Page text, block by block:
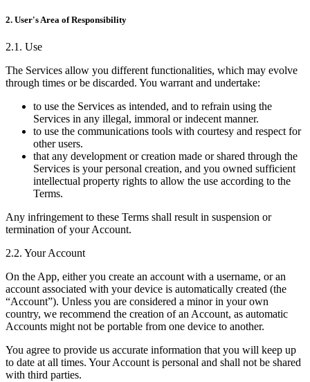
2. User's Area of Responsibility
2.1. Use
The Services allow you different functionalities, which may evolve
through times or be discarded. You warrant and undertake:
to use the Services as intended, and to refrain using the
Services in any illegal, immoral or indecent manner.
to use the communications tools with courtesy and respect for
other users.
that any development or creation made or shared through the
Services is your personal creation, and you owned sufficient
intellectual property rights to allow the use according to the
Terms.
Any infringement to these Terms shall result in suspension or
termination of your Account.
2.2. Your Account
On the App, either you create an account with a username, or an
account associated with your device is automatically created (the
“Account”). Unless you are considered a minor in your own
country, we recommend the creation of an Account, as automatic
Accounts might not be portable from one device to another.
You agree to provide us accurate information that you will keep up
to date at all times. Your Account is personal and shall not be shared
with third parties.